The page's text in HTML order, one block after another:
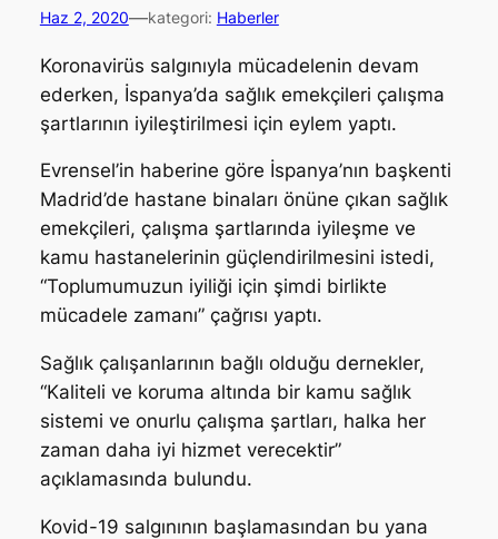
Haz 2, 2020—kategori: Haberler
Koronavirüs salgınıyla mücadelenin devam
ederken, İspanya’da sağlık emekçileri çalışma
şartlarının iyileştirilmesi için eylem yaptı.
Evrensel’in haberine göre İspanya’nın başkenti
Madrid’de hastane binaları önüne çıkan sağlık
emekçileri, çalışma şartlarında iyileşme ve
kamu hastanelerinin güçlendirilmesini istedi,
“Toplumumuzun iyiliği için şimdi birlikte
mücadele zamanı” çağrısı yaptı.
Sağlık çalışanlarının bağlı olduğu dernekler,
“Kaliteli ve koruma altında bir kamu sağlık
sistemi ve onurlu çalışma şartları, halka her
zaman daha iyi hizmet verecektir”
açıklamasında bulundu.
Kovid-19 salgınının başlamasından bu yana